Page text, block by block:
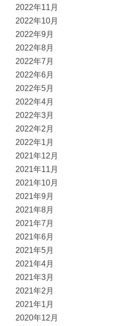
2022年11月
2022年10月
2022年9月
2022年8月
2022年7月
2022年6月
2022年5月
2022年4月
2022年3月
2022年2月
2022年1月
2021年12月
2021年11月
2021年10月
2021年9月
2021年8月
2021年7月
2021年6月
2021年5月
2021年4月
2021年3月
2021年2月
2021年1月
2020年12月